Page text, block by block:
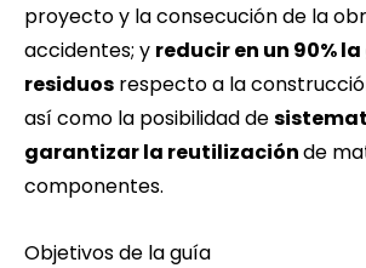
proyecto y la consecución de la
accidentes; y reducir en un 90%
residuos respecto a la
así como la posibilidad de
garantizar la reutilizaciónde
componentes.
Objetivos de la guía